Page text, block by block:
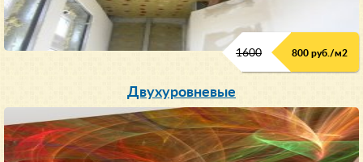
1600 800 руб./м2
Двухуровневые